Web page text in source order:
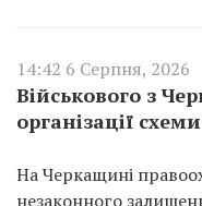
14:42 6 Серпня, 2026
Військового з
організації
На Черкащині
незаконного